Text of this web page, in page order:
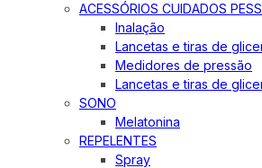
ACESSÓRIOS CUIDADOS
Inalação
Lancetas e tiras de
Medidores de pressão
Lancetas e tiras de
SONO
Melatonina
REPELENTES
Spray